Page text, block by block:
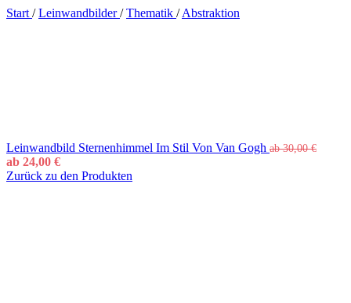
Start / Leinwandbilder/ Thematik / Abstraktion
Leinwandbild Sternenhimmel Im Stil Von Van Gogh ab30,00€
ab 24,00 €
Zurück zu den Produkten